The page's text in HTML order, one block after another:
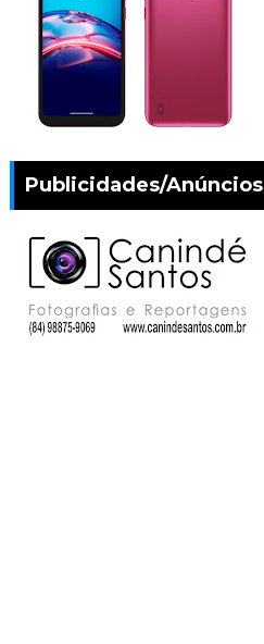
Publicidades/Anúncios